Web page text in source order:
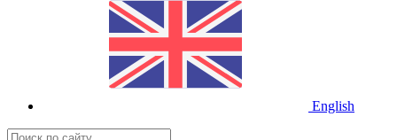
English